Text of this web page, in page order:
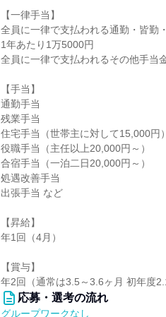
【一律手当】
全員に一律で支払われる通勤・皆勤
1年あたり1万5000円
全員に一律で支払われるその他手当
【手当】
通勤手当
残業手当
住宅手当（世帯主に対して15,000円）
役職手当（主任以上20,000円～）
合宿手当（一泊二日20,000円～）
処遇改善手当
出張手当 など
【昇給】
年1回（4月）
【賞与】
年2回（通常は3.5～3.6ヶ月 初年度
応募・選考の流れ
グループワークなし